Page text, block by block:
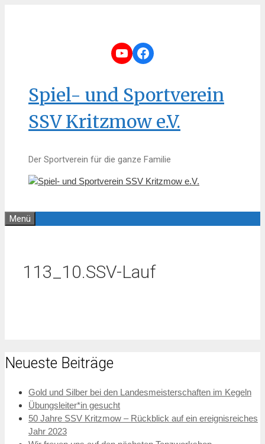
YouTube
Facebook
Spiel- und Sportverein
SSV Kritzmow e.V.
Der Sportverein für die ganze Familie
Menü
113_10.SSV-Lauf
Neueste Beiträge
Gold und Silber bei den Landesmeisterschaften im Kegeln
Übungsleiter*in gesucht
50 Jahre SSV Kritzmow – Rückblick auf ein ereignisreiches
Jahr 2023